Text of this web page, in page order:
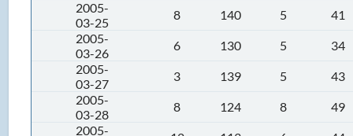
2005-
03-25
8 140 5
41
2005-
03-26
6 130 5
34
2005-
03-27
3 139 5
43
2005-
03-28
8 124 8
49
2005-